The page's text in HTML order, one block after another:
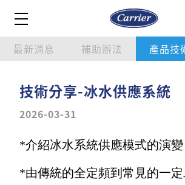
最新消息 補助辦法 產品技
技術分享-冰水供應系統
2026-03-31
*介紹冰水系統供應模式的演變
*由傳統的全定頻到常見的一